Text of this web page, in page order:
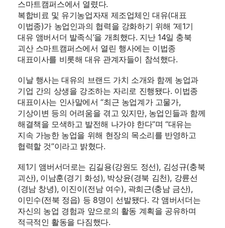
스마트캠퍼스에서 열렸다.
복합비료 및 유기농업자재 제조업체인 대유(대표
이법종)가 농업인과의 협력을 강화하기 위해 ‘제1기
대유 앰버서더 발족식’을 개최했다. 지난 14일 충북
괴산 스마트캠퍼스에서 열린 행사에는 이법종
대표이사를 비롯해 대유 관계자들이 참석했다.
이날 행사는 대유의 브랜드 가치 소개와 함께 농업과
기업 간의 상생을 강조하는 자리로 진행됐다. 이법종
대표이사는 인사말에서 “최근 농업계가 고물가,
기상이변 등의 어려움을 겪고 있지만, 농업인들과 함께
해결책을 모색하고 발전해 나가야 한다”며 “대유는
지속 가능한 농업을 위해 현장의 목소리를 반영하고
협력할 것”이라고 밝혔다.
제1기 앰버서더로는 김길용(강원도 정선), 김성규(충북
괴산), 이남훈(경기 화성), 박상윤(경북 김천), 강륜선
(경남 창녕), 이진이(전남 여수), 곽희근(충남 금산),
이민수(전북 정읍) 등 8명이 선발됐다. 각 앰버서더는
자신의 농업 경험과 앞으로의 활동 계획을 공유하며
적극적인 활동을 다짐했다.